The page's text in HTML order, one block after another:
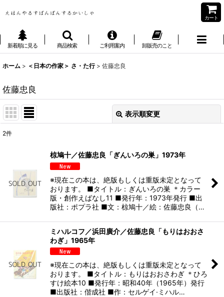
カート
新着順に見る 商品検索 ご利用案内 卸販売のこと
ホーム > ＜日本の作家＞ さ・た行 > 佐藤忠良
佐藤忠良
表示順変更
並び順:
絞り込む
2件
椋鳩十／佐藤忠良「ぎんいろの巣」1973年
※現在この本は、絶版もしくは重版未定となって
おります。 ■タイトル：ぎんいろの巣 ＊カラー
版・創作えばなし11 ■発行年：1973年発行 ■出
版社：ポプラ社 ■文：椋鳩十／絵：佐藤忠良（…
ミハルコフ／浜田廣介／佐藤忠良「もりはおおさ
わぎ」1965年
※現在この本は、絶版もしくは重版未定となって
おります。 ■タイトル：もりはおおさわぎ ＊ひろ
すけ絵本10 ■発行年：昭和40年（1965年）発行
■出版社：偕成社 ■作：セルゲイ·ミハル…